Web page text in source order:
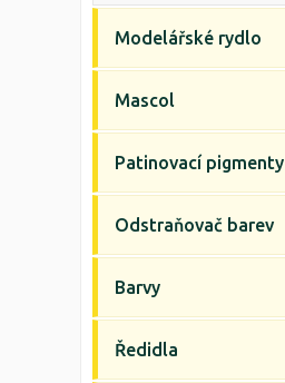
Modelářské rydlo
Mascol
Patinovací pigmenty
Odstraňovač barev
Barvy
Ředidla